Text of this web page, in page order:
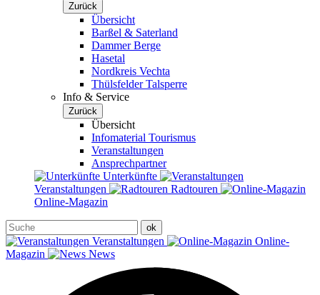
Zurück
Übersicht
Barßel & Saterland
Dammer Berge
Hasetal
Nordkreis Vechta
Thülsfelder Talsperre
Info & Service
Zurück
Übersicht
Infomaterial Tourismus
Veranstaltungen
Ansprechpartner
Unterkünfte
Veranstaltungen
Radtouren
Online-Magazin
Veranstaltungen
Online-
Magazin
News